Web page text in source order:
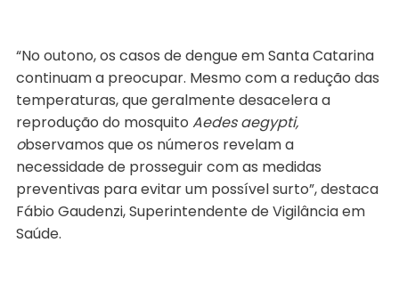
“No outono, os casos de dengue em Santa Catarina
continuam a preocupar. Mesmo com a redução das
temperaturas, que geralmente desacelera a
reprodução do mosquito Aedes aegypti,
observamos que os números revelam a
necessidade de prosseguir com as medidas
preventivas para evitar um possível surto”, destaca
Fábio Gaudenzi, Superintendente de Vigilância em
Saúde.